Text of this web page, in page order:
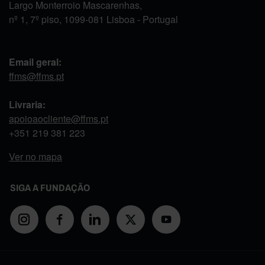
Largo Monterroio Mascarenhas,
nº 1, 7º piso, 1099-081 Lisboa - Portugal
Email geral:
ffms@ffms.pt
Livraria:
apoioaocliente@ffms.pt
+351 219 381 223
Ver no mapa
SIGA A FUNDAÇÃO